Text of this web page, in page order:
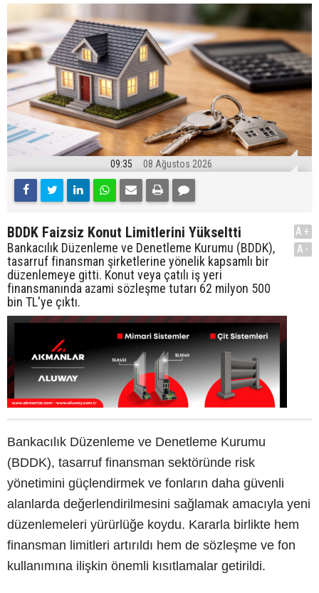
09:35 08 Ağustos 2026
BDDK Faizsiz Konut Limitlerini Yükseltti
Bankacılık Düzenleme ve Denetleme Kurumu (BDDK),
tasarruf finansman şirketlerine yönelik kapsamlı bir
düzenlemeye gitti. Konut veya çatılı iş yeri
finansmanında azami sözleşme tutarı 62 milyon 500
bin TL'ye çıktı.
A+
A-
Bankacılık Düzenleme ve Denetleme Kurumu
(BDDK), tasarruf finansman sektöründe risk
yönetimini güçlendirmek ve fonların daha güvenli
alanlarda değerlendirilmesini sağlamak amacıyla yeni
düzenlemeleri yürürlüğe koydu. Kararla birlikte hem
finansman limitleri artırıldı hem de sözleşme ve fon
kullanımına ilişkin önemli kısıtlamalar getirildi.